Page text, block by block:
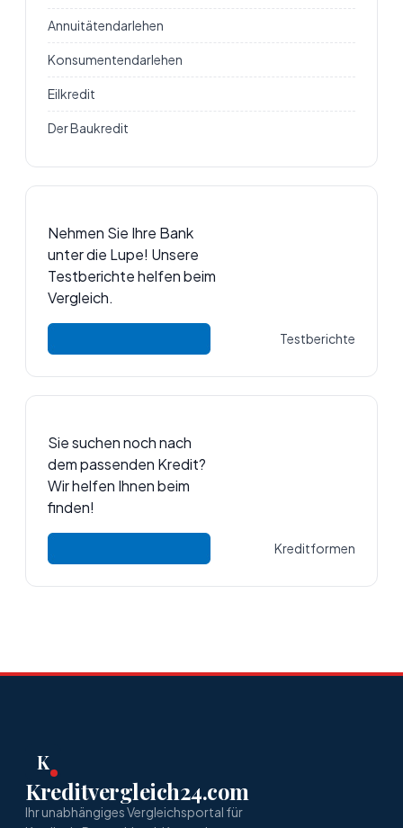
Annuitätendarlehen
Konsumentendarlehen
Eilkredit
Der Baukredit
Nehmen Sie Ihre Bank
unter die Lupe! Unsere
Testberichte helfen beim
Vergleich.
Testberichte
Sie suchen noch nach
dem passenden Kredit?
Wir helfen Ihnen beim
finden!
Kreditformen
K
Kreditvergleich24.com
Ihr unabhängiges Vergleichsportal für